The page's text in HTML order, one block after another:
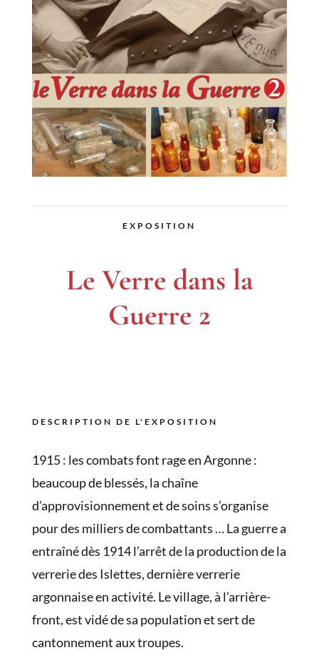
EXPOSITION
Le Verre dans la
Guerre 2
DESCRIPTION DE L'EXPOSITION
1915 : les combats font rage en Argonne :
beaucoup de blessés, la chaîne
d’approvisionnement et de soins s’organise
pour des milliers de combattants … La guerre a
entraîné dès 1914 l’arrêt de la production de la
verrerie des Islettes, dernière verrerie
argonnaise en activité. Le village, à l’arrière-
front, est vidé de sa population et sert de
cantonnement aux troupes.